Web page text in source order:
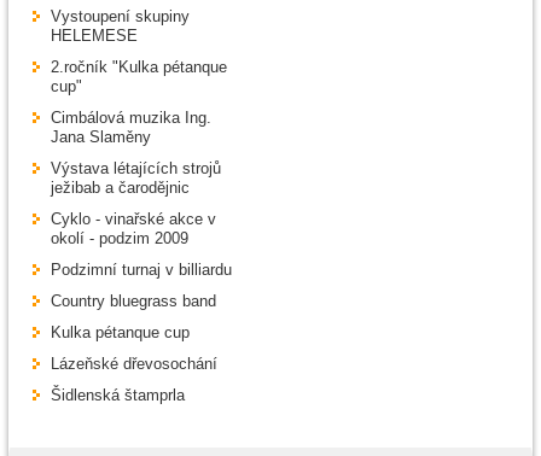
Vystoupení skupiny
HELEMESE
2.ročník "Kulka pétanque
cup"
Cimbálová muzika Ing.
Jana Slaměny
Výstava létajících strojů
ježibab a čarodějnic
Cyklo - vinařské akce v
okolí - podzim 2009
Podzimní turnaj v billiardu
Country bluegrass band
Kulka pétanque cup
Lázeňské dřevosochání
Šidlenská štamprla